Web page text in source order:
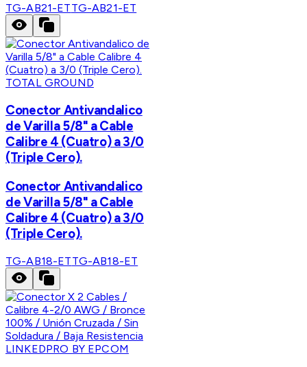
TG-AB21-ETTG-AB21-ET
TOTAL GROUND
Conector Antivandalico
de Varilla 5/8" a Cable
Calibre 4 (Cuatro) a 3/0
(Triple Cero).
Conector Antivandalico
de Varilla 5/8" a Cable
Calibre 4 (Cuatro) a 3/0
(Triple Cero).
TG-AB18-ETTG-AB18-ET
LINKEDPRO BY EPCOM